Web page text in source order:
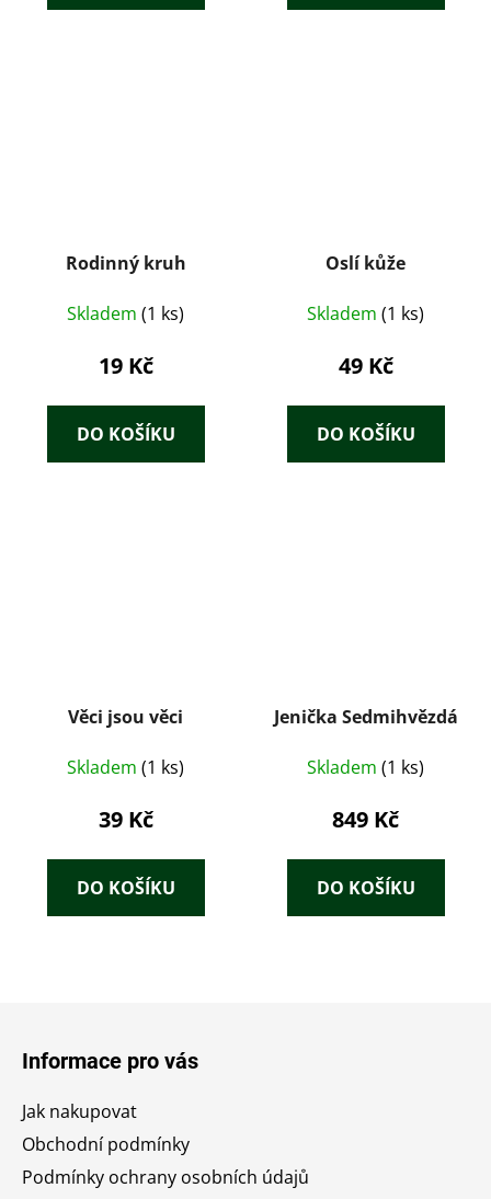
Rodinný kruh
Skladem (1 ks)
19 Kč
DO KOŠÍKU
Oslí kůže
Skladem (1 ks)
49 Kč
DO KOŠÍKU
Věci jsou věci
Skladem (1 ks)
39 Kč
DO KOŠÍKU
Jenička Sedmihvězdá
Skladem (1 ks)
849 Kč
DO KOŠÍKU
Informace pro vás
Jak nakupovat
Obchodní podmínky
Podmínky ochrany osobních údajů